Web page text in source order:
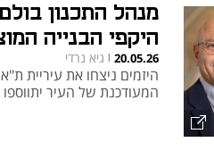
מנהל התכנון
היקפי הבנייה
20.05.26
| גיא נרדי
היזמים ניצחו את עיריית
המעודכנת של העיר